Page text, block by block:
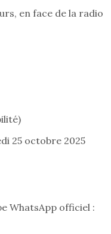
en face de la radio
25 octobre 2025
WhatsApp officiel :